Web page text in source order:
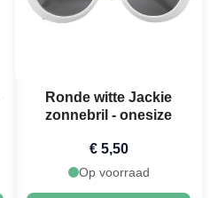
Ronde witte Jackie
zonnebril - onesize
€ 5,50
Op voorraad